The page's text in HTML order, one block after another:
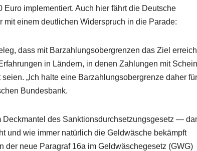
implementiert. Auch hier fährt die Deutsche
einem deutlichen Widerspruch in die Parade:
dass mit Barzahlungsobergrenzen das Ziel
in Ländern, in denen Zahlungen mit
„Ich halte eine Barzahlungsobergrenze daher für
Bundesbank.
des Sanktionsdurchsetzungsgesetz —
und wie immer natürlich die Geldwäsche bekämpft
neue Paragraf 16a im Geldwäschegesetz (GWG)